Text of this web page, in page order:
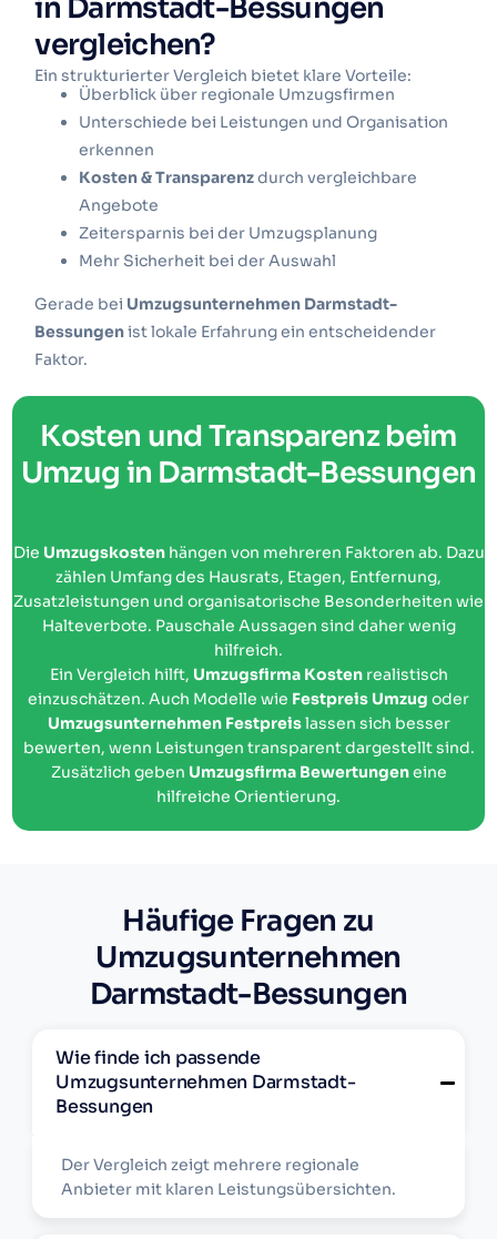
in Darmstadt-Bessungen
vergleichen?
Ein strukturierter Vergleich bietet klare Vorteile:
Überblick über regionale Umzugsfirmen
Unterschiede bei Leistungen und Organisation
erkennen
Kosten & Transparenzdurch vergleichbare
Angebote
Zeitersparnis bei der Umzugsplanung
Mehr Sicherheit bei der Auswahl
Gerade bei Umzugsunternehmen Darmstadt-
Bessungenist lokale Erfahrung ein entscheidender
Faktor.
Kosten und Transparenz beim
Umzug in Darmstadt-Bessungen
Die Umzugskostenhängen von mehreren Faktoren ab. Dazu
zählen Umfang des Hausrats, Etagen, Entfernung,
Zusatzleistungen und organisatorische Besonderheiten wie
Halteverbote. Pauschale Aussagen sind daher wenig
hilfreich.
Ein Vergleich hilft, Umzugsfirma Kostenrealistisch
einzuschätzen. Auch Modelle wie Festpreis Umzug oder
Umzugsunternehmen Festpreislassen sich besser
bewerten, wenn Leistungen transparent dargestellt sind.
Zusätzlich geben Umzugsfirma Bewertungeneine
hilfreiche Orientierung.
Häufige Fragen zu
Umzugsunternehmen
Darmstadt-Bessungen
Wie finde ich passende
Umzugsunternehmen Darmstadt-
Bessungen
Der Vergleich zeigt mehrere regionale
Anbieter mit klaren Leistungsübersichten.